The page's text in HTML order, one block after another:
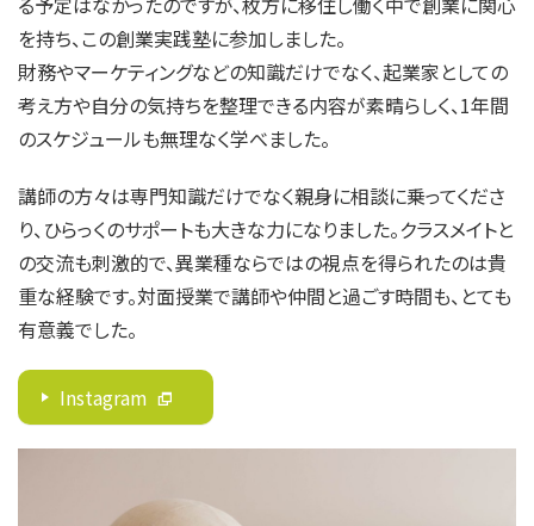
を持ち、この創業実践塾に参加しました。
財務やマーケティングなどの知識だけでなく、起業家としての
考え方や自分の気持ちを整理できる内容が素晴らしく、1年間
のスケジュールも無理なく学べました。
講師の方々は専門知識だけでなく親身に相談に乗ってくださ
り、ひらっくのサポートも大きな力になりました。クラスメイトと
の交流も刺激的で、異業種ならではの視点を得られたのは貴
重な経験です。対面授業で講師や仲間と過ごす時間も、とても
有意義でした。
Instagram